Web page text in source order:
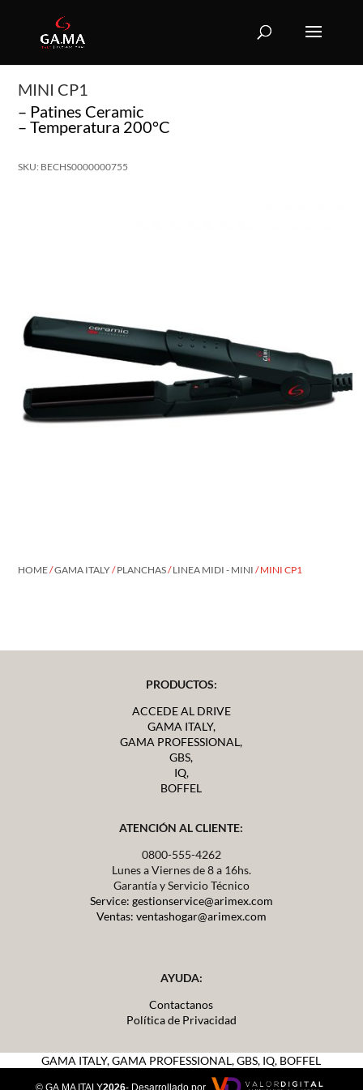
MINI CP1
– Patines Ceramic
– Temperatura 200°C
SKU: BECHS0000000755
HOME/GAMA ITALY/PLANCHAS/LINEA MIDI - MINI / MINI CP1
PRODUCTOS:
ACCEDE AL DRIVE
GAMA ITALY,
GAMA PROFESSIONAL,
GBS,
IQ,
BOFFEL
ATENCIÓN AL CLIENTE:
0800-555-4262
Lunes a Viernes de 8 a 16hs.
Garantía y Servicio Técnico
Service: gestionservice@arimex.com
Ventas: ventashogar@arimex.com
AYUDA:
Contactanos
Política de Privacidad
GAMA ITALY,GAMA PROFESSIONAL, GBS, IQ, BOFFEL
© GA.MA ITALY2026- Desarrollado por